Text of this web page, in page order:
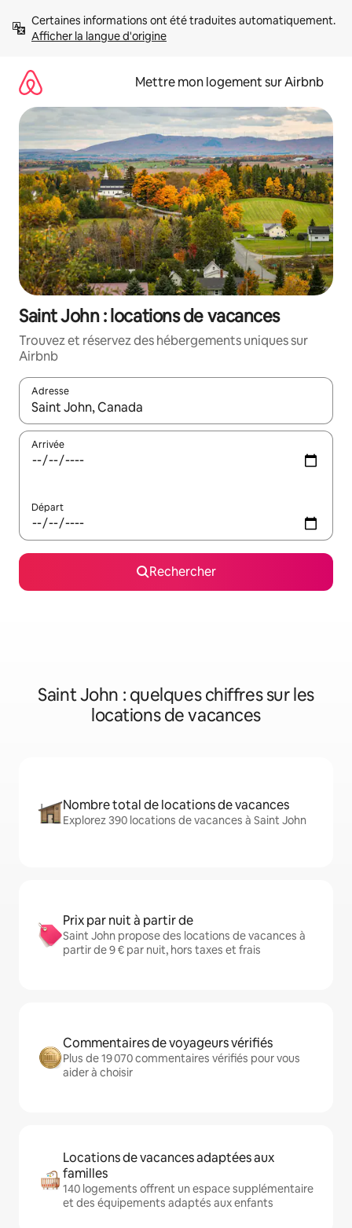
directement
Afficher la langue d'origine
Mettre mon logement sur Airbnb
Saint John : locations de vacances
Trouvez et réservez des hébergements uniques sur
Airbnb
Adresse
Lorsque les résultats s'affichent, utilisez les flèches vers le
Arrivée
Départ
Rechercher
Saint John : quelques chiffres sur les
locations de vacances
Nombre total de locations de vacances
Explorez 390 locations de vacances à Saint John
Prix par nuit à partir de
Saint John propose des locations de vacances à
partir de 9 € par nuit, hors taxes et frais
Commentaires de voyageurs vérifiés
Plus de 19 070 commentaires vérifiés pour vous
aider à choisir
Locations de vacances adaptées aux
familles
140 logements offrent un espace supplémentaire
et des équipements adaptés aux enfants